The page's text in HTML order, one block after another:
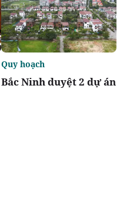
Bắc Ninh duyệt 2 dự án
Quy hoạch